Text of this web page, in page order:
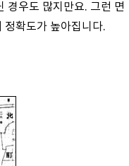
경우도 많지만요. 그런 면
정확도가 높아집니다.